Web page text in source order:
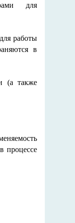
для
работы
в
(а также
процессе